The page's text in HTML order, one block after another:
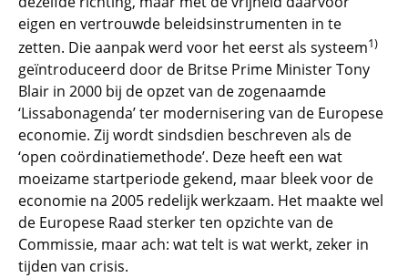
eigen en vertrouwde beleidsinstrumenten in te
zetten. Die aanpak werd voor het eerst als systeem1)
geïntroduceerd door de Britse Prime Minister Tony
Blair in 2000 bij de opzet van de zogenaamde
‘Lissabonagenda’ ter modernisering van de Europese
economie. Zij wordt sindsdien beschreven als de
‘open coördinatiemethode’. Deze heeft een wat
moeizame startperiode gekend, maar bleek voor de
economie na 2005 redelijk werkzaam. Het maakte wel
de Europese Raad sterker ten opzichte van de
Commissie, maar ach: wat telt is wat werkt, zeker in
tijden van crisis.